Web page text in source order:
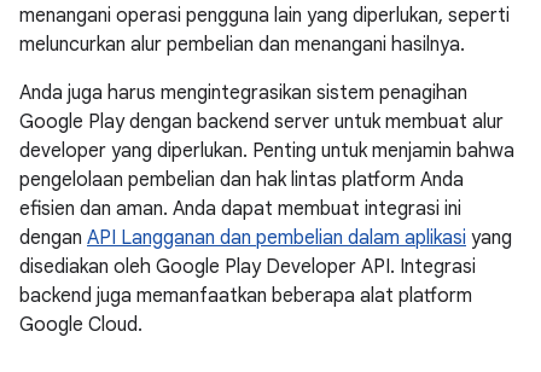
menangani operasi pengguna lain yang diperlukan, seperti
meluncurkan alur pembelian dan menangani hasilnya.
Anda juga harus mengintegrasikan sistem penagihan
Google Play dengan backend server untuk membuat alur
developer yang diperlukan. Penting untuk menjamin bahwa
pengelolaan pembelian dan hak lintas platform Anda
efisien dan aman. Anda dapat membuat integrasi ini
dengan API Langganan dan pembelian dalam aplikasi yang
disediakan oleh Google Play Developer API. Integrasi
backend juga memanfaatkan beberapa alat platform
Google Cloud.